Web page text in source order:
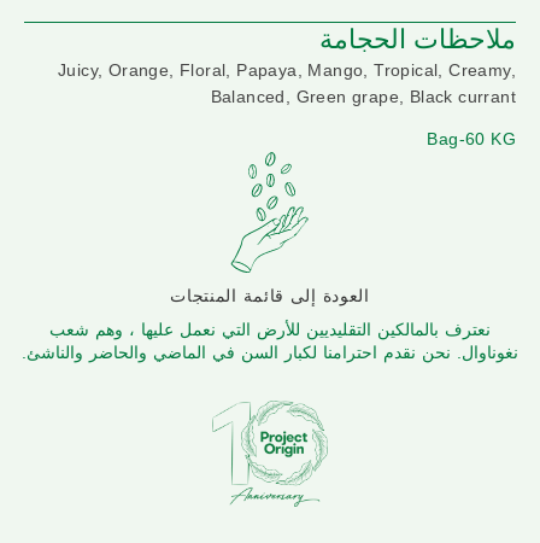
ملاحظات الحجامة
Juicy, Orange, Floral, Papaya, Mango, Tropical, Creamy,
Balanced, Green grape, Black currant
Bag-60 KG
العودة إلى قائمة المنتجات
نعترف بالمالكين التقليديين للأرض التي نعمل عليها ، وهم شعب
نغوناوال. نحن نقدم احترامنا لكبار السن في الماضي والحاضر والناشئ.